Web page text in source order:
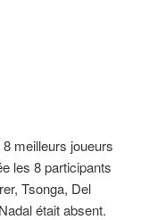
meilleurs joueurs
les 8 participants
Tsonga, Del
était absent.